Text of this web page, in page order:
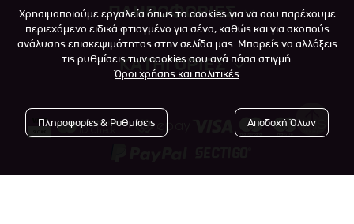
Λίστα αγαπημένων
Πολιτική επιστροφών
ΠΛΗΡΟΦΟΡΙΕΣ
Σχετικά
Επικοινωνία
Blog
Όροι Χρήσης
Πολιτική Απορρήτου
ΚΑΤΗΓΟΡΙΕΣ
Χρησιμοποιούμε εργαλεία όπως τα cookies για να σου παρέχουμε
περιεχόμενο ειδικά φτιαγμένο για σένα, καθώς και για σκοπούς
ανάλυσης επισκεψιμότητας στην σελίδα μας. Μπορείς να αλλάξεις
τις ρυθμίσεις των cookies σου ανά πάσα στιγμή.
Όροι χρήσης και πολιτικές
Πληροφορίες & Ρυθμίσεις Αποδοχή Όλων